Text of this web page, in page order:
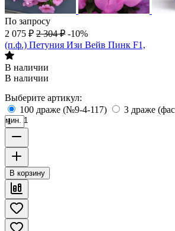
По запросу
2 075 ₽ 2 304 ₽ -10%
(п.ф.) Петуния Изи Вейв Пинк F1,
В наличии
В наличии
Выберите артикул:
100 драже (№9-4-117)
3 драже
мин. 1
В корзину